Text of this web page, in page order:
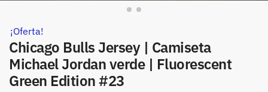
¡Oferta!
Chicago Bulls Jersey | Camiseta
Michael Jordan verde | Fluorescent
Green Edition #23